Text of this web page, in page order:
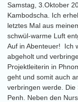
Samstag, 3.Oktober
Kambodscha. Ich
letztes Mal aus
schwül-warme Luft
Auf in Abenteuer! Ich
abgeholt und
Projektleiterin in
geht und somit auch
verbringen werde. Die
Penh. Neben den